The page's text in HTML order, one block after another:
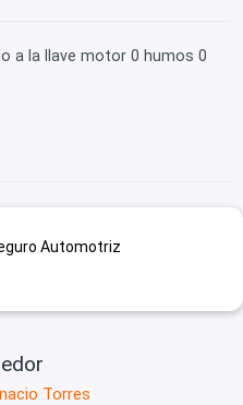
a la llave motor 0 humos 0
Automotriz
Torres